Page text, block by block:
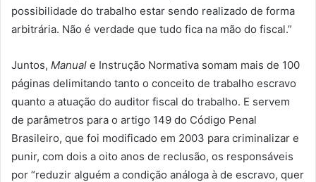
possibilidade do trabalho estar sendo realizado de forma
arbitrária. Não é verdade que tudo fica na mão do fiscal.”
Juntos, Manual e Instrução Normativa somam mais de 100
páginas delimitando tanto o conceito de trabalho escravo
quanto a atuação do auditor fiscal do trabalho. E servem
de parâmetros para o artigo 149 do Código Penal
Brasileiro, que foi modificado em 2003 para criminalizar e
punir, com dois a oito anos de reclusão, os responsáveis
por “reduzir alguém a condição análoga à de escravo, quer